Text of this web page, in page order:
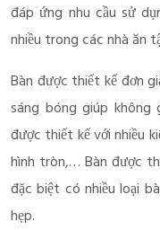
đáp ứng nhu cầu sử
nhiều trong các nhà ăn
Bàn được thiết kế đơn
sáng bóng giúp không
được thiết kế với nhiều
hình tròn,… Bàn được
đặc biệt có nhiều loại
hẹp.